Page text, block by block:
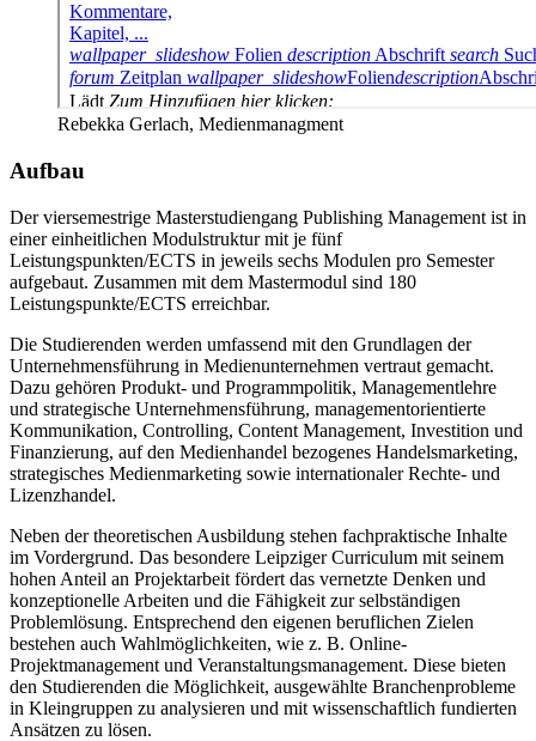
Rebekka Gerlach, Medienmanagment
Aufbau
Der viersemestrige Masterstudiengang Publishing Management ist in
einer einheitlichen Modulstruktur mit je fünf
Leistungspunkten/ECTS in jeweils sechs Modulen pro Semester
aufgebaut. Zusammen mit dem Mastermodul sind 180
Leistungspunkte/ECTS erreichbar.
Die Studierenden werden umfassend mit den Grundlagen der
Unternehmensführung in Medienunternehmen vertraut gemacht.
Dazu gehören Produkt- und Programmpolitik, Managementlehre
und strategische Unternehmensführung, managementorientierte
Kommunikation, Controlling, Content Management, Investition und
Finanzierung, auf den Medienhandel bezogenes Handelsmarketing,
strategisches Medienmarketing sowie internationaler Rechte- und
Lizenzhandel.
Neben der theoretischen Ausbildung stehen fachpraktische Inhalte
im Vordergrund. Das besondere Leipziger Curriculum mit seinem
hohen Anteil an Projektarbeit fördert das vernetzte Denken und
konzeptionelle Arbeiten und die Fähigkeit zur selbständigen
Problemlösung. Entsprechend den eigenen beruflichen Zielen
bestehen auch Wahlmöglichkeiten, wie z. B. Online-
Projektmanagement und Veranstaltungsmanagement. Diese bieten
den Studierenden die Möglichkeit, ausgewählte Branchenprobleme
in Kleingruppen zu analysieren und mit wissenschaftlich fundierten
Ansätzen zu lösen.